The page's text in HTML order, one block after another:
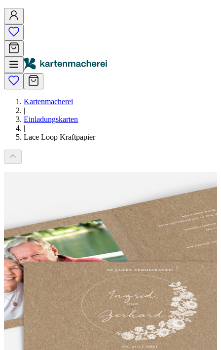
Kartenmacherei
|
Einladungskarten
|
Lace Loop Kraftpapier